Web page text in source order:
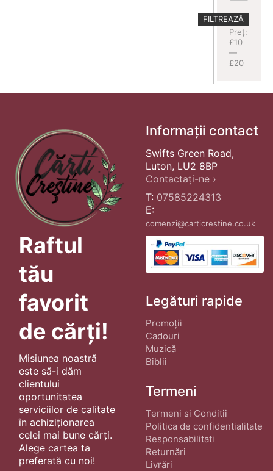
Preț
minim
Preț
maxim
FILTREAZĂ
Preț:
£10
—
£20
Raftul
tău
favorit
de cărți!
Misiunea noastră
este să-i dăm
clientului
oportunitatea
serviciilor de calitate
în achiziționarea
celei mai bune cărți.
Alege cartea ta
preferată cu noi!
Informații contact
Swifts Green Road,
Luton, LU2 8BP
Contactați-ne ›
T: 07585224313
E:
comenzi@carticrestine.co.uk
Legături rapide
Promoții
Cadouri
Muzică
Biblii
Termeni
Termeni si Conditii
Politica de confidentialitate
Responsabilitati
Returnări
Livrări